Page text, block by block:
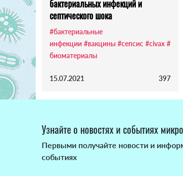
бактериальных инфекций и
септического шока
#бактериальные
инфекции #вакцины #сепсис #civax #
биоматериалы
15.07.2021 397
Узнайте о новостях и событиях
Первыми получайте новости и
событиях